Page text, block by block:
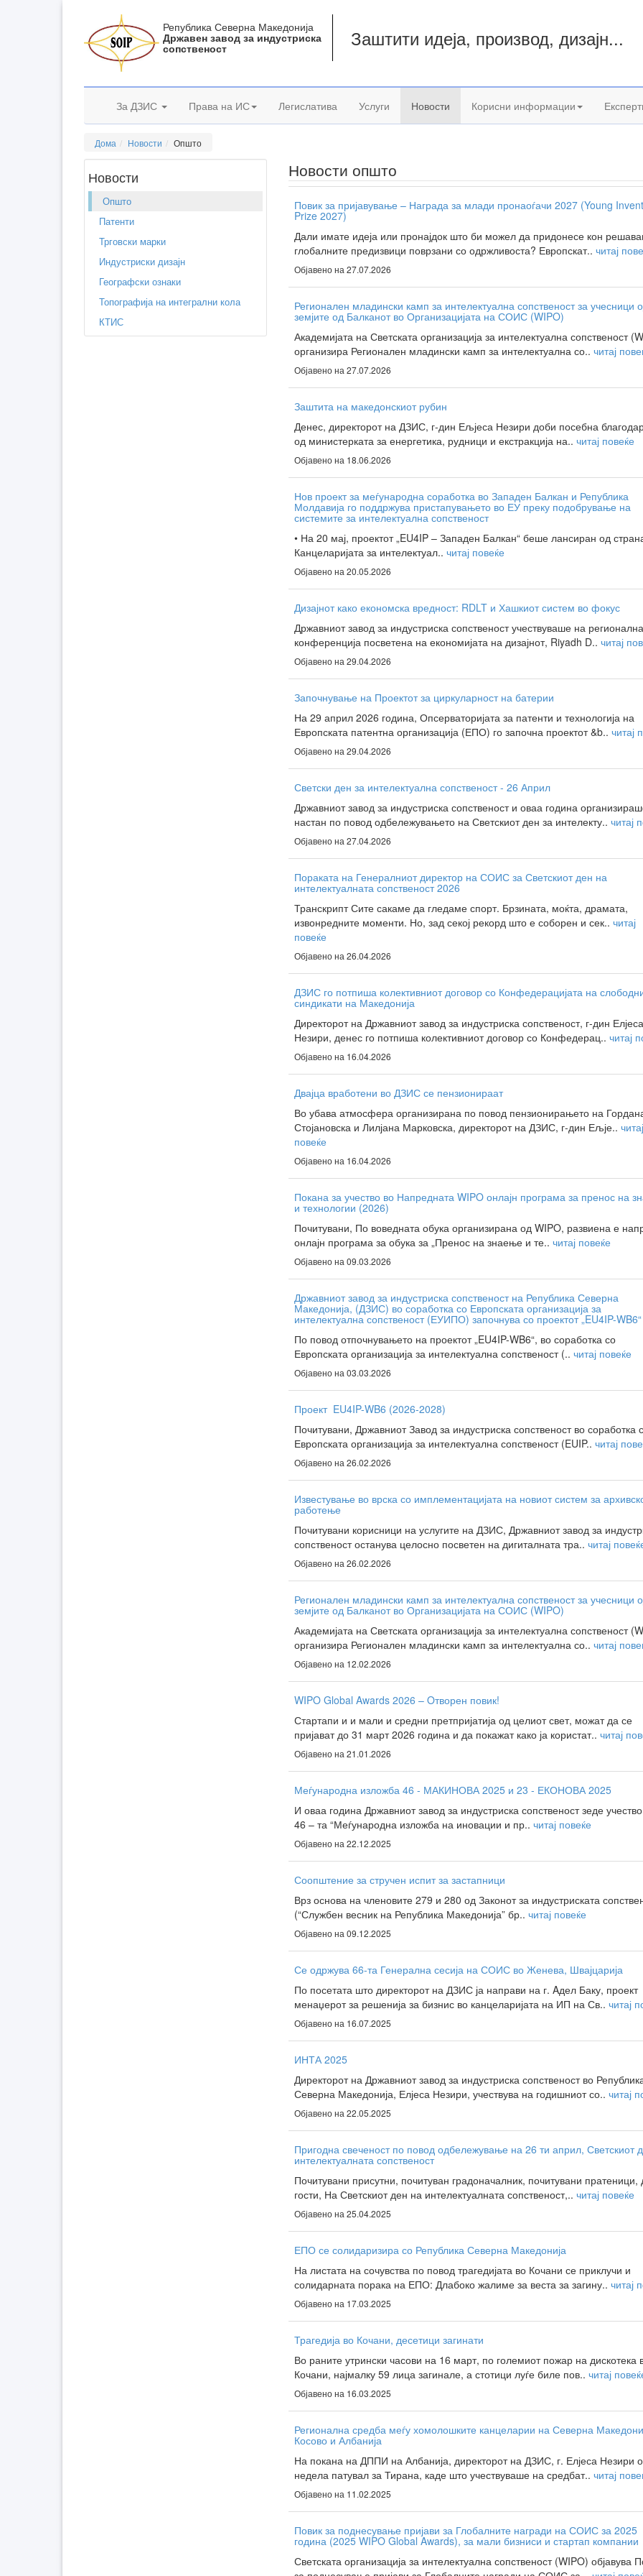
Република Северна Македонија
Државен завод за индустриска
сопственост Заштити идеја, производ, дизајн...
За ДЗИС Права на ИС Легислатива Услуги Новости Корисни информации
Дома Новости Општо
Новости
Општо
Патенти
Трговски марки
Индустриски дизајн
Географски ознаки
Топографија на интегрални кола
КТИС
Новости општо
Повик за пријавување – Награда за млади пронаоѓачи 2027 (Young
Prize 2027)
Дали имате идеја или пронајдок што би можел да придонесе кон
глобалните предизвици поврзани со одржливоста? Европскат.. читај
Објавено на 27.07.2026
Регионален младински камп за интелектуална сопственост за учесници
земјите од Балканот во Организацијата на СОИС (WIPO)
Академијата на Светската организација за интелектуална сопственост
организира Регионален младински камп за интелектуална со.. читај
Објавено на 27.07.2026
Заштита на македонскиот рубин
Денес, директорот на ДЗИС, г-дин Ељјеса Незири доби посебна
од министерката за енергетика, рудници и екстракција на.. читај повеќе
Објавено на 18.06.2026
Нов проект за меѓународна соработка во Западен Балкан и Република
Молдавија го поддржува пристапувањето во ЕУ преку подобрување на
системите за интелектуална сопственост
• На 20 мај, проектот „EU4IP – Западен Балкан“ беше лансиран од
Канцеларијата за интелектуал.. читај повеќе
Објавено на 20.05.2026
Дизајнот како економска вредност: RDLT и Хашкиот систем во фокус
Државниот завод за индустриска сопственост учествуваше на
конференција посветена на економијата на дизајнот, Riyadh D.. читај
Објавено на 29.04.2026
Започнување на Проектот за циркуларност на батерии
На 29 април 2026 година, Опсерваторијата за патенти и технологија на
Европската патентна организација (ЕПО) го започна проектот &b.. читај
Објавено на 29.04.2026
Светски ден за интелектуална сопственост - 26 Април
Државниот завод за индустриска сопственост и оваа година
настан по повод одбележувањето на Светскиот ден за интелекту.. читај
Објавено на 27.04.2026
Пораката на Генералниот директор на СОИС за Светскиот ден на
интелектуалната сопственост 2026
Транскрипт Сите сакаме да гледаме спорт. Брзината, моќта, драмата,
извонредните моменти. Но, зад секој рекорд што е соборен и сек.. читај
повеќе
Објавено на 26.04.2026
ДЗИС го потпиша колективниот договор со Конфедерацијата на
синдикати на Македонија
Директорот на Државниот завод за индустриска сопственост, г-дин Елјеса
Незири, денес го потпиша колективниот договор со Конфедерац.. читај
Објавено на 16.04.2026
Двајца вработени во ДЗИС се пензионираат
Во убава атмосфера организирана по повод пензионирањето на
Стојановска и Лилјана Марковска, директорот на ДЗИС, г-дин Ељје.. читај
повеќе
Објавено на 16.04.2026
Покана за учество во Напредната WIPO онлајн програма за пренос на
и технологии (2026)
Почитувани, По воведната обука организирана од WIPO, развиена е
онлајн програма за обука за „Пренос на знаење и те.. читај повеќе
Објавено на 09.03.2026
Државниот завод за индустриска сопственост на Република Северна
Македонија, (ДЗИС) во соработка со Европската организација за
интелектуална сопственост (ЕУИПО) започнува со проектот „EU4IP-WB6“
По повод отпочнувањето на проектот „EU4IP-WB6“, во соработка со
Европската организација за интелектуална сопственост (.. читај повеќе
Објавено на 03.03.2026
Проект EU4IP-WB6 (2026-2028)
Почитувани, Државниот Завод за индустриска сопственост во соработка
Европската организација за интелектуална сопственост (EUIP.. читај
Објавено на 26.02.2026
Известување во врска со имплементацијата на новиот систем за
работење
Почитувани корисници на услугите на ДЗИС, Државниот завод за
сопственост останува целосно посветен на дигиталната тра.. читај
Објавено на 26.02.2026
Регионален младински камп за интелектуална сопственост за учесници
земјите од Балканот во Организацијата на СОИС (WIPO)
Академијата на Светската организација за интелектуална сопственост
организира Регионален младински камп за интелектуална со.. читај
Објавено на 12.02.2026
WIPO Global Awards 2026 – Oтворен повик!
Стартапи и и мали и средни претпријатија од целиот свет, можат да се
пријават до 31 март 2026 година и да покажат како ја користат.. читај
Објавено на 21.01.2026
Меѓународна изложба 46 - МАКИНОВА 2025 и 23 - ЕКОНОВА 2025
И оваа година Државниот завод за индустриска сопственост зеде
46 – та “Меѓународна изложба на иновации и пр.. читај повеќе
Објавено на 22.12.2025
Соопштение за стручен испит за застапници
Врз основа на членовите 279 и 280 од Законот за индустриската
(“Службен весник на Република Македонија” бр.. читај повеќе
Објавено на 09.12.2025
Се одржува 66-та Генерална сесија на СОИС во Женева, Швајцарија
По посетата што директорот на ДЗИС ја направи на г. Aдел Баку, проект
менаџерот за решенија за бизнис во канцеларијата на ИП на Св.. читај
Објавено на 16.07.2025
ИНТА 2025
Директорот на Државниот завод за индустриска сопственост во
Северна Македонија, Елјеса Незири, учествува на годишниот со.. читај
Објавено на 22.05.2025
Пригодна свеченост по повод одбележување на 26 ти април, Светскиот
интелектуалната сопственост
Почитувани присутни, почитуван градоначалник, почитувани пратеници,
гости, На Светскиот ден на интелектуалната сопственост,.. читај повеќе
Објавено на 25.04.2025
ЕПО се солидаризира со Република Северна Македонија
На листата на сочувства по повод трагедијата во Кочани се приклучи и
солидарната порака на ЕПО: Длабоко жалиме за веста за загину.. читај
Објавено на 17.03.2025
Трагедија во Кочани, десетици загинати
Во раните утрински часови на 16 март, по големиот пожар на дискотека
Кочани, најмалку 59 лица загинале, а стотици луѓе биле пов.. читај
Објавено на 16.03.2025
Регионална средба меѓу хомолошките канцеларии на Северна
Косово и Албанија
На покана на ДППИ на Албанија, директорот на ДЗИС, г. Елјеса Незири
недела патувал за Тирана, каде што учествуваше на средбат.. читај
Објавено на 11.02.2025
Повик за поднесување пријави за Глобалните награди на СОИС за 2025
година (2025 WIPO Global Awards), за мали бизниси и стартап компании
Светската организација за интелектуална сопственост (WIPO) објавува